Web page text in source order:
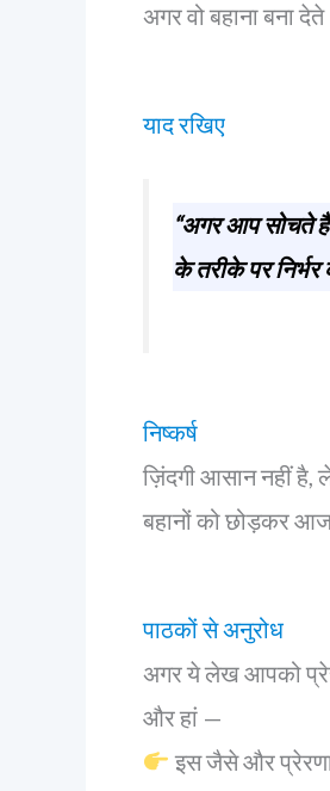
अगर वो बहाना बना
याद रखिए
“अगर आप सोचते
के तरीके पर
निष्कर्ष
ज़िंदगी आसान नहीं है,
बहानों को छोड़कर
पाठकों से अनुरोध
अगर ये लेख आपको
और हां —
इस जैसे और